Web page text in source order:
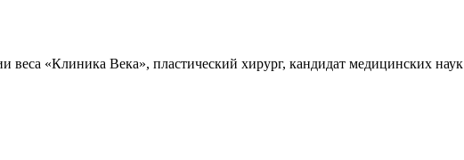
веса «Клиника Века», пластический хирург, кандидат медицинских наук